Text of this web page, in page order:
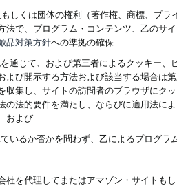
しくは団体の権利（著作権、商標、プ
法で、プログラム・コンテンツ、乙のサ
品対策方針への準拠の確保
通じて、および第三者によるクッキー
よび開示する方法および該当する場合は
収集し、サイトの訪問者のブラウザにク
の法的要件を満たし、ならびに適用法に
および
いるか否かを問わず、乙によるプログ
社を代理してまたはアマゾン・サイトも